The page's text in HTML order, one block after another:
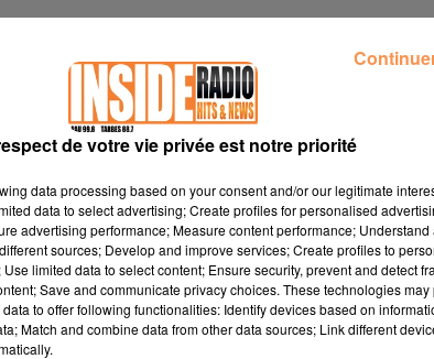
de votre vie privée est notre priorité
data processing based on your consent and/or our legitimate
data to select advertising; Create profiles for personalised
advertising performance; Measure content performance;
sources; Develop and improve services; Create profiles to
limited data to select content; Ensure security, prevent and detect
Save and communicate privacy choices. These technologies
to offer following functionalities: Identify devices based on
Match and combine data from other data sources; Link different